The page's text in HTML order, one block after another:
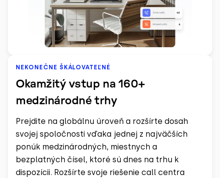
NEKONEČNE ŠKÁLOVATEĽNÉ
Okamžitý vstup na 160+
medzinárodné trhy
Prejdite na globálnu úroveň a rozšírte dosah
svojej spoločnosti vďaka jednej z najväčších
ponúk medzinárodných, miestnych a
bezplatných čísel, ktoré sú dnes na trhu k
dispozícii. Rozšírte svoje riešenie call centra